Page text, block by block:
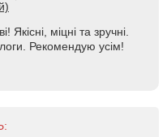
Якісні, міцні та зручні.
Рекомендую усім!